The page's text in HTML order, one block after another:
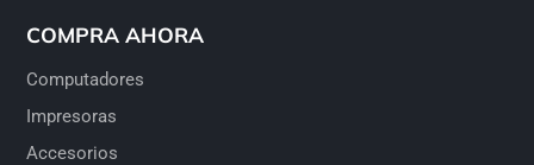
COMPRA AHORA
Computadores
Impresoras
Accesorios